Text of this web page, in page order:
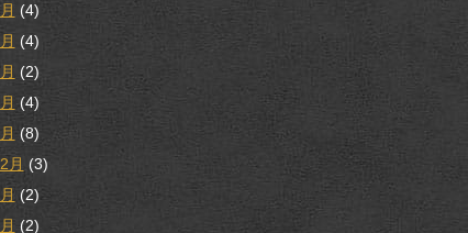
(4)
(4)
(2)
(4)
(8)
月 (3)
(2)
(2)